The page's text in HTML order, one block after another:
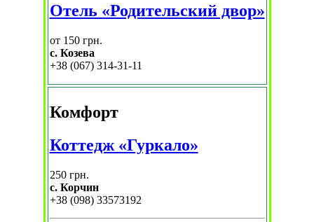
Отель «Родительский двор»
от 150 грн.
с. Козева
+38 (067) 314-31-11
Комфорт
Коттедж «Гуркало»
250 грн.
с. Корчин
+38 (098) 33573192